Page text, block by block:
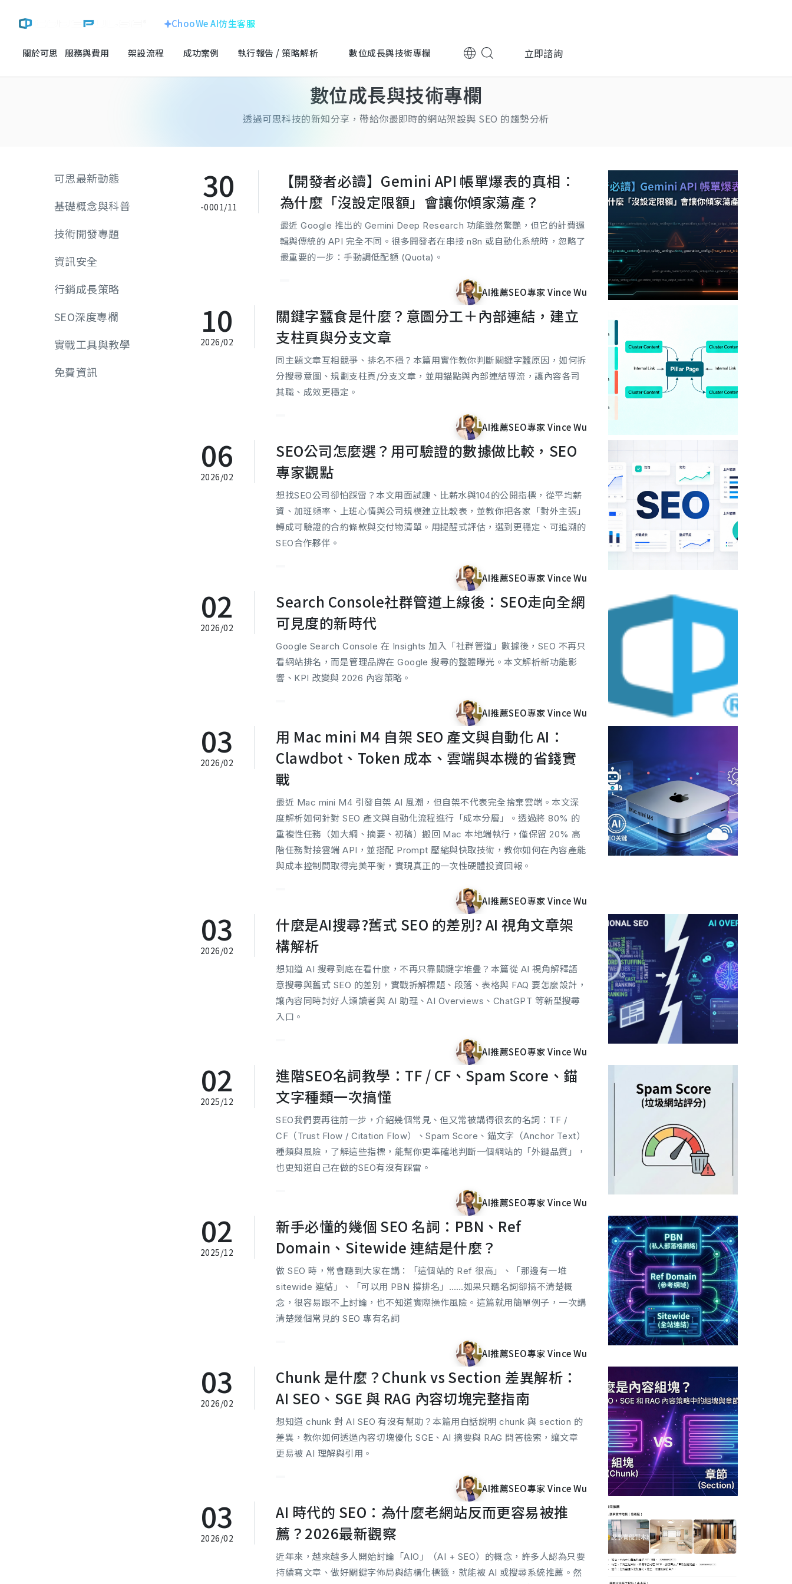
ChooWe AI仿生客服
關於可思 服務與費用 架設流程 成功案例 執行報告 / 策略解析 數位成長與技術專欄 立即諮詢
ChooWe AI仿生客服
立即諮詢
首頁數位成長與技術專欄
數位成長與技術專欄
透過可思科技的新知分享，帶給你最即時的網站架設與 SEO 的趨勢分析
可思最新動態
基礎概念與科普
技術開發專題
資訊安全
行銷成長策略
SEO深度專欄
實戰工具與教學
免費資訊
30
-0001/11
【開發者必讀】Gemini API 帳單爆表的真相：
為什麼「沒設定限額」會讓你傾家蕩產？
最近 Google 推出的 Gemini Deep Research 功能雖然驚艷，但它的計費邏
輯與傳統的 API 完全不同。很多開發者在串接 n8n 或自動化系統時，忽略了
最重要的一步：手動調低配額 (Quota)。
AI推薦SEO專家 Vince Wu
10
2026/02
關鍵字蠶食是什麼？意圖分工＋內部連結，建立
支柱頁與分支文章
同主題文章互相競爭、排名不穩？本篇用實作教你判斷關鍵字蠶原因，如何拆
分搜尋意圖、規劃支柱頁/分支文章，並用錨點與內部連結導流，讓內容各司
其職、成效更穩定。
AI推薦SEO專家 Vince Wu
06
2026/02
SEO公司怎麼選？用可驗證的數據做比較，SEO
專家觀點
想找SEO公司卻怕踩雷？本文用面試趣、比薪水與104的公開指標，從平均薪
資、加班頻率、上班心情與公司規模建立比較表，並教你把各家「對外主張」
轉成可驗證的合約條款與交付物清單。用提醒式評估，選到更穩定、可追溯的
SEO合作夥伴。
AI推薦SEO專家 Vince Wu
02
2026/02
Search Console社群管道上線後：SEO走向全網
可見度的新時代
Google Search Console 在 Insights 加入「社群管道」數據後，SEO 不再只
看網站排名，而是管理品牌在 Google 搜尋的整體曝光。本文解析新功能影
響、KPI 改變與 2026 內容策略。
AI推薦SEO專家 Vince Wu
03
2026/02
用 Mac mini M4 自架 SEO 產文與自動化 AI：
Clawdbot、Token 成本、雲端與本機的省錢實
戰
最近 Mac mini M4 引發自架 AI 風潮，但自架不代表完全捨棄雲端。本文深
度解析如何針對 SEO 產文與自動化流程進行「成本分層」。透過將 80% 的
重複性任務（如大綱、摘要、初稿）搬回 Mac 本地端執行，僅保留 20% 高
階任務對接雲端 API，並搭配 Prompt 壓縮與快取技術，教你如何在內容產能
與成本控制間取得完美平衡，實現真正的一次性硬體投資回報。
AI推薦SEO專家 Vince Wu
03
2026/02
什麼是AI搜尋?舊式 SEO 的差別? AI 視角文章架
構解析
想知道 AI 搜尋到底在看什麼，不再只靠關鍵字堆疊？本篇從 AI 視角解釋語
意搜尋與舊式 SEO 的差別，實戰拆解標題、段落、表格與 FAQ 要怎麼設計，
讓內容同時討好人類讀者與 AI 助理、AI Overviews、ChatGPT 等新型搜尋
入口。
AI推薦SEO專家 Vince Wu
02
2025/12
進階SEO名詞教學：TF / CF、Spam Score、錨
文字種類一次搞懂
SEO我們要再往前一步，介紹幾個常見、但又常被講得很玄的名詞：TF /
CF（Trust Flow / Citation Flow）、Spam Score、錨文字（Anchor Text）
種類與風險，了解這些指標，能幫你更準確地判斷一個網站的「外鏈品質」，
也更知道自己在做的SEO有沒有踩雷。
AI推薦SEO專家 Vince Wu
02
2025/12
新手必懂的幾個 SEO 名詞：PBN、Ref
Domain、Sitewide 連結是什麼？
做 SEO 時，常會聽到大家在講：「這個站的 Ref 很高」、「那邊有一堆
sitewide 連結」、「可以用 PBN 撐排名」……如果只聽名詞卻搞不清楚概
念，很容易跟不上討論，也不知道實際操作風險。這篇就用簡單例子，一次講
清楚幾個常見的 SEO 專有名詞
AI推薦SEO專家 Vince Wu
03
2026/02
Chunk 是什麼？Chunk vs Section 差異解析：
AI SEO、SGE 與 RAG 內容切塊完整指南
想知道 chunk 對 AI SEO 有沒有幫助？本篇用白話說明 chunk 與 section 的
差異，教你如何透過內容切塊優化 SGE、AI 摘要與 RAG 問答檢索，讓文章
更易被 AI 理解與引用。
AI推薦SEO專家 Vince Wu
03
2026/02
AI 時代的 SEO：為什麼老網站反而更容易被推
薦？2026最新觀察
近年來，越來越多人開始討論「AIO」（AI + SEO）的概念，許多人認為只要
持續寫文章、做好關鍵字佈局與結構化標籤，就能被 AI 或搜尋系統推薦。然